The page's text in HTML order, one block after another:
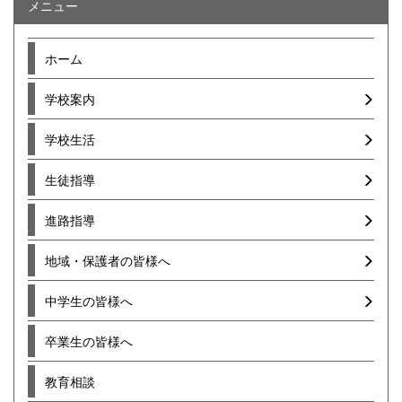
メニュー
ホーム
学校案内
学校生活
生徒指導
進路指導
地域・保護者の皆様へ
中学生の皆様へ
卒業生の皆様へ
教育相談